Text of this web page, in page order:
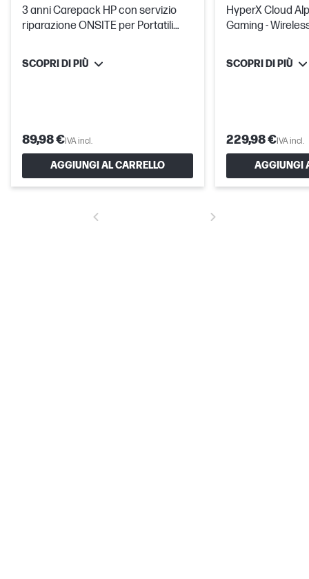
3 anni Carepack HP con servizio
riparazione ONSITE per Portatili
assistenza ritiro e riconsegna
SCOPRI DI PIÙ
89,98 €IVA incl.
AGGIUNGI AL CARRELLO
HyperX Cloud
Gaming -
SCOPRI DI PIÙ
229,98 €IVA incl.
AGGIUNGI